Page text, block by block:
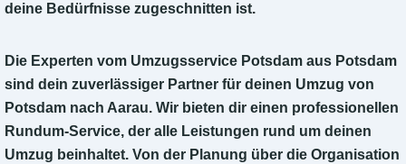
deine Bedürfnisse zugeschnitten ist.
Die Experten vom Umzugsservice Potsdam aus Potsdam
sind dein zuverlässiger Partner für deinen Umzug von
Potsdam nach Aarau. Wir bieten dir einen professionellen
Rundum-Service, der alle Leistungen rund um deinen
Umzug beinhaltet. Von der Planung über die Organisation